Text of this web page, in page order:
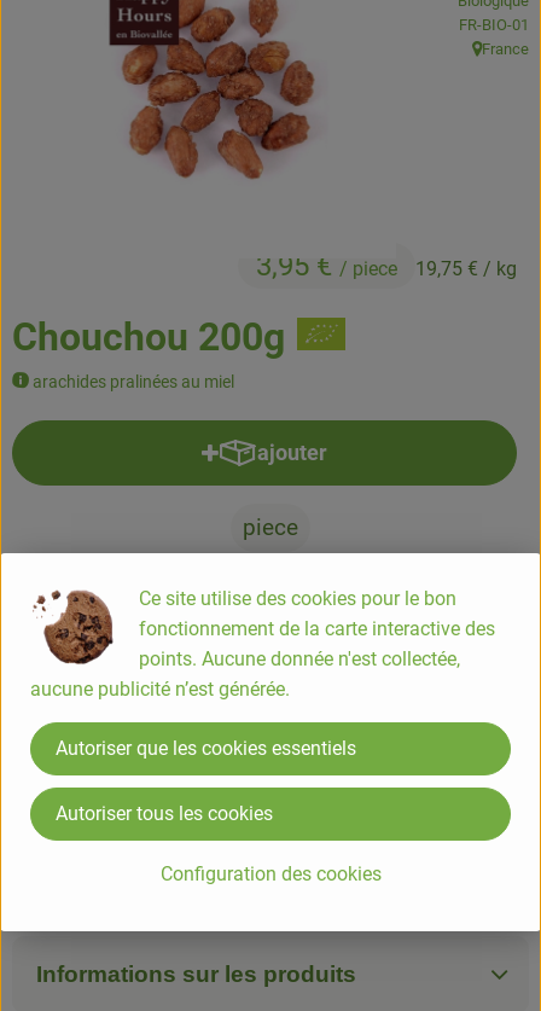
Accessoires et divers
Cosmétique et hygiène
Chouchou 200g
arachides pralinées au miel
3,95 € / piece 19,75 € / kg
, Autorité
FR-BIO-01
, Origine:
France
ajouter
Ajouter le produit au panier
piece
Info Origine
Info
Chouchou : arachides pralinées au miel
COMPOSITION
Arachides*, sucre roux de canne**, miel*. * Bio certifié par
Informations sur les produits
Ce site utilise des cookies pour le bon
fonctionnement de la carte interactive des
points. Aucune donnée n'est collectée,
aucune publicité n’est générée.
Configuration des cookies
Autoriser que les cookies essentiels
Autoriser tous les cookies